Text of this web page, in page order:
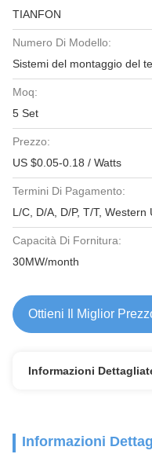
TIANFON
Numero Di Modello:
Sistemi del montaggio del
Moq:
5 Set
Prezzo:
US $0.05-0.18 / Watts
Termini Di Pagamento:
L/C, D/A, D/P, T/T,
Capacità Di Fornitura:
30MW/month
Ottieni Il Miglior
Informazioni
Informazioni